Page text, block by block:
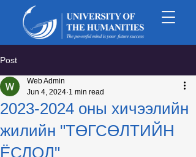
Post
2023-2024 оны хичээлийн
жилийн "ТӨГСӨЛТИЙН
ЁСЛОЛ"
Web Admin
Jun 4, 2024 1 min read